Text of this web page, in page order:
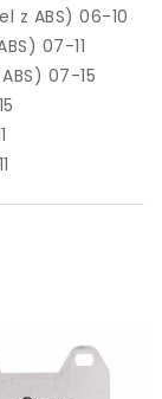
z ABS) 06-10
07-11
07-15